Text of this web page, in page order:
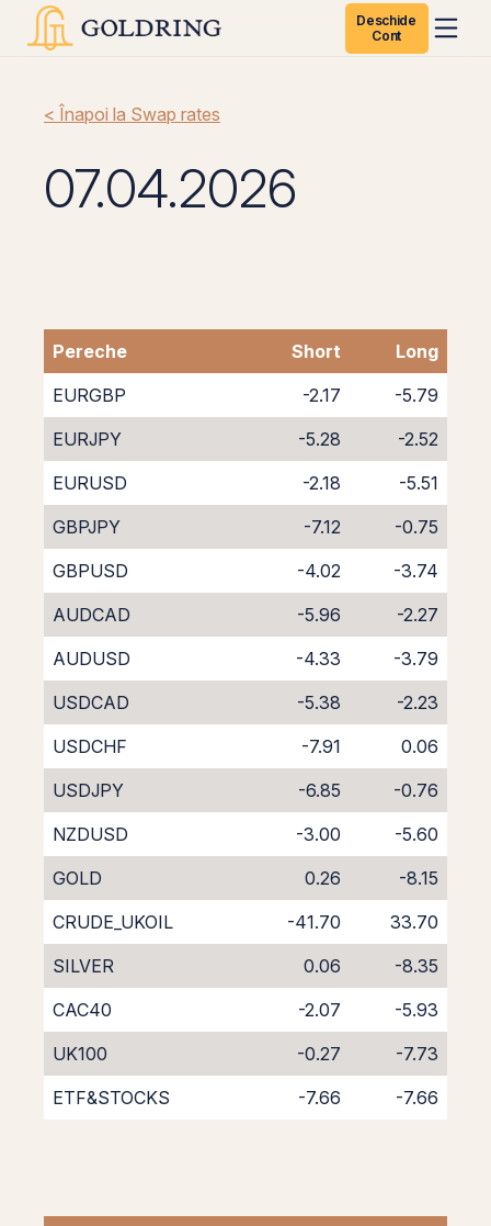
Deschide
Cont
< Înapoi la Swap rates
07.04.2026
Pereche Short
Long
EURGBP
-2.17
-5.79
EURJPY
-5.28
-2.52
EURUSD
-2.18
-5.51
GBPJPY
-7.12
-0.75
GBPUSD
-4.02
-3.74
AUDCAD
-5.96
-2.27
AUDUSD
-4.33
-3.79
USDCAD
-5.38
-2.23
USDCHF
-7.91
0.06
USDJPY
-6.85
-0.76
NZDUSD
-3.00
-5.60
GOLD
0.26
-8.15
CRUDE_UKOIL
-41.70
33.70
SILVER
0.06
-8.35
CAC40
-2.07
-5.93
UK100
-0.27
-7.73
ETF&STOCKS
-7.66 -7.66